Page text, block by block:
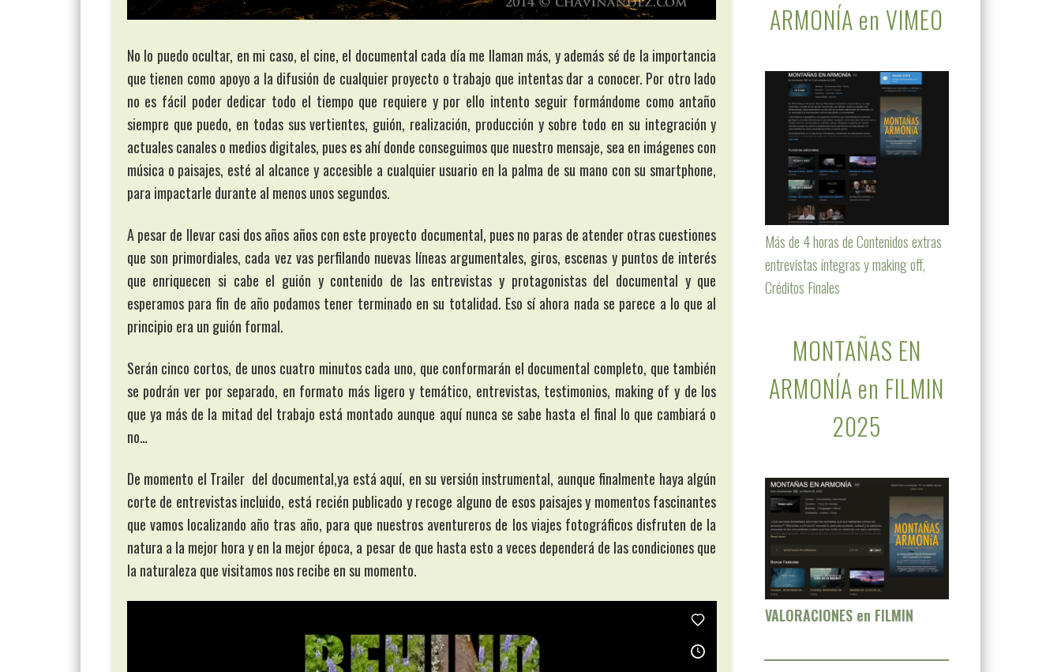
No lo puedo ocultar, en mi caso, el cine, el documental cada día me llaman más, y además sé de la importancia
que tienen como apoyo a la difusión de cualquier proyecto o trabajo que intentas dar a conocer. Por otro lado
no es fácil poder dedicar todo el tiempo que requiere y por ello intento seguir formándome como antaño
siempre que puedo, en todas sus vertientes, guión, realización, producción y sobre todo en su integración y
actuales canales o medios digitales, pues es ahí donde conseguimos que nuestro mensaje, sea en imágenes con
música o paisajes, esté al alcance y accesible a cualquier usuario en la palma de su mano con su smartphone,
para impactarle durante al menos unos segundos.
A pesar de llevar casi dos años años con este proyecto documental, pues no paras de atender otras cuestiones
que son primordiales, cada vez vas perfilando nuevas líneas argumentales, giros, escenas y puntos de interés
que enriquecen si cabe el guión y contenido de las entrevistas y protagonistas del documental y que
esperamos para fin de año podamos tener terminado en su totalidad. Eso sí ahora nada se parece a lo que al
principio era un guión formal.
Serán cinco cortos, de unos cuatro minutos cada uno, que conformarán el documental completo, que también
se podrán ver por separado, en formato más ligero y temático, entrevistas, testimonios, making of y de los
que ya más de la mitad del trabajo está montado aunque aquí nunca se sabe hasta el final lo que cambiará o
no…
De momento el Trailer del documental,ya está aquí, en su versión instrumental, aunque finalmente haya algún
corte de entrevistas incluido, está recién publicado y recoge alguno de esos paisajes y momentos fascinantes
que vamos localizando año tras año, para que nuestros aventureros de los viajes fotográficos disfruten de la
natura a la mejor hora y en la mejor época, a pesar de que hasta esto a veces dependerá de las condiciones que
la naturaleza que visitamos nos recibe en su momento.
ARMONÍA en VIMEO
Más de 4 horas de Contenidos extras
entrevistas íntegras y making off,
Créditos Finales
MONTAÑAS EN
ARMONÍA en FILMIN
2025
VALORACIONES en FILMIN